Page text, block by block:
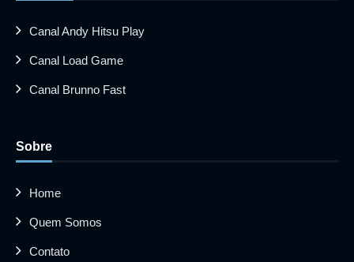
Canal Andy Hitsu Play
Canal Load Game
Canal Brunno Fast
Sobre
Home
Quem Somos
Contato